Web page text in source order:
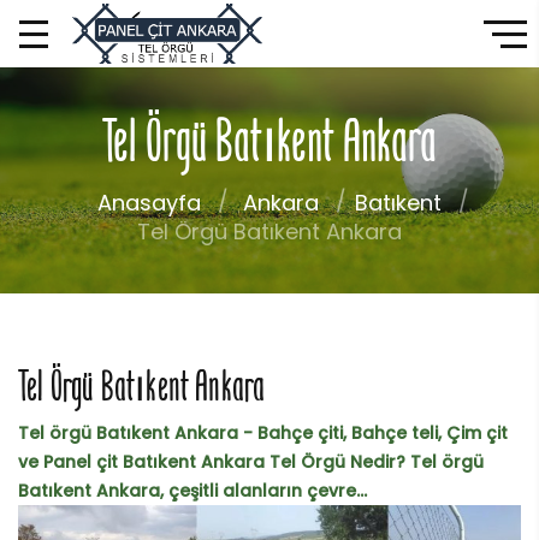
Tel Örgü Batıkent Ankara
Anasayfa Ankara
Batıkent
Tel Örgü Batıkent Ankara
Tel Örgü Batıkent Ankara
Tel örgü Batıkent Ankara - Bahçe çiti, Bahçe teli, Çim çit
ve Panel çit Batıkent Ankara Tel Örgü Nedir? Tel örgü
Batıkent Ankara, çeşitli alanların çevre...